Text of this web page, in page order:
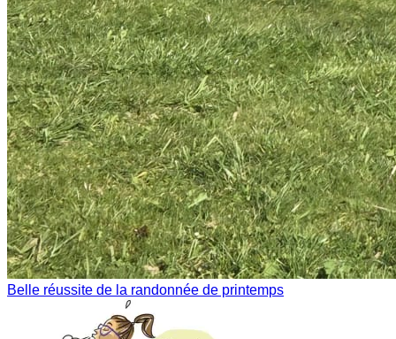
Belle réussite de la randonnée de printemps